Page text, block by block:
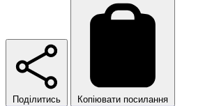
Поділитись Копіювати посилання